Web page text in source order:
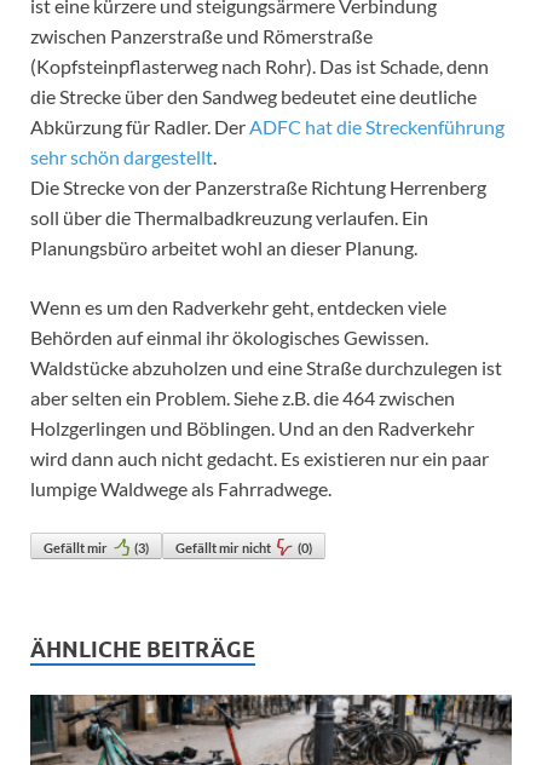
ist eine kürzere und steigungsärmere Verbindung
zwischen Panzerstraße und Römerstraße
(Kopfsteinpflasterweg nach Rohr). Das ist Schade, denn
die Strecke über den Sandweg bedeutet eine deutliche
Abkürzung für Radler. DerADFC hat die Streckenführung
sehr schön dargestellt.
Die Strecke von der Panzerstraße Richtung Herrenberg
soll über die Thermalbadkreuzung verlaufen. Ein
Planungsbüro arbeitet wohl an dieser Planung.
Wenn es um den Radverkehr geht, entdecken viele
Behörden auf einmal ihr ökologisches Gewissen.
Waldstücke abzuholzen und eine Straße durchzulegen ist
aber selten ein Problem. Siehe z.B. die 464 zwischen
Holzgerlingen und Böblingen. Und an den Radverkehr
wird dann auch nicht gedacht. Es existieren nur ein paar
lumpige Waldwege als Fahrradwege.
Gefällt mir (3) Gefällt mir nicht (0)
ÄHNLICHE BEITRÄGE